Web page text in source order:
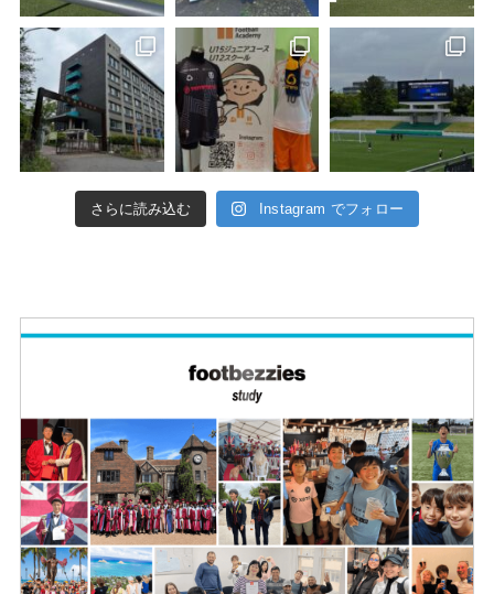
さらに読み込む Instagram でフォロー